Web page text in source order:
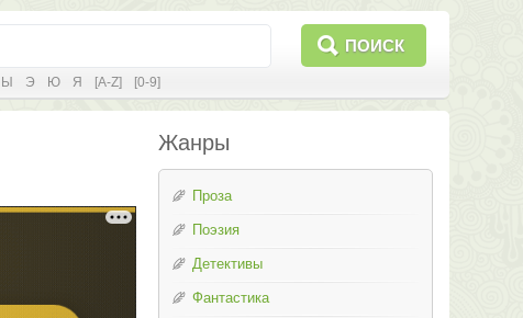
ПОИСК
Ы Э Ю Я [A-Z] [0-9]
Жанры
Проза
Поэзия
Детективы
Фантастика